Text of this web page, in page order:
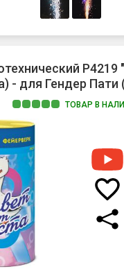
Р4219
- для Гендер Пати
ТОВАР В